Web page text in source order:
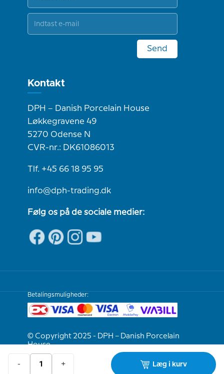
- + Læg i kurv
Send
Kontakt
DPH – Danish Porcelain House
Løkkegravene 49
5270 Odense N
CVR-nr.: DK61086013
Tlf. +45 66 18 95 95
info@dph-trading.dk
Følg os på de sociale medier:
Betalingsmuligheder:
© Copyright 2025 - DPH – Danish Porcelain
House